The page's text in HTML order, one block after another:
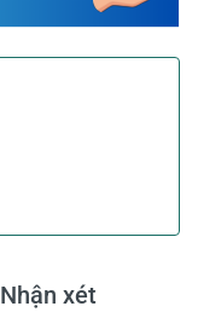
Nhận xét